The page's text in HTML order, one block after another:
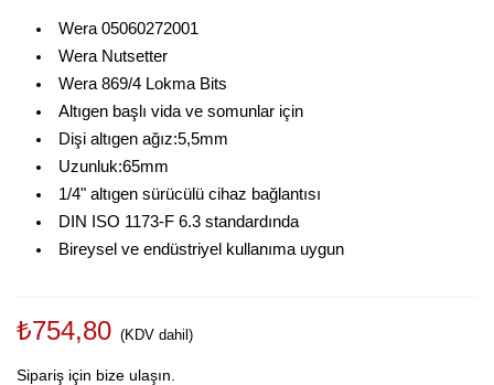
Wera 05060272001
Wera Nutsetter
Wera 869/4 Lokma Bits
Altıgen başlı vida ve somunlar için
Dişi altıgen ağız:5,5mm
Uzunluk:65mm
1/4" altıgen sürücülü cihaz bağlantısı
DIN ISO 1173-F 6.3 standardında
Bireysel ve endüstriyel kullanıma uygun
₺754,80 (KDV dahil)
Sipariş için bize ulaşın.